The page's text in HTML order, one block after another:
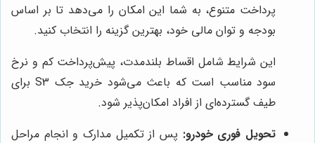
پرداخت متنوع، به شما این امکان را می‌دهد تا بر اساس
بودجه و توان مالی خود، بهترین گزینه را انتخاب کنید.
این شرایط شامل اقساط بلندمدت، پیش‌پرداخت کم و نرخ
سود مناسب است که باعث می‌شود خرید جک S3 برای
طیف گسترده‌ای از افراد امکان‌پذیر شود.
تحویل فوری خودرو: پس از تکمیل مدارک و انجام مراحل